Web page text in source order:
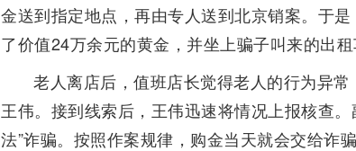
金送到指定地点，再由专人送到北京销案。于
了价值24万余元的黄金，并坐上骗子叫来的出租
老人离店后，值班店长觉得老人的行为异
王伟。接到线索后，王伟迅速将情况上报核查
法”诈骗。按照作案规律，购金当天就会交给诈骗